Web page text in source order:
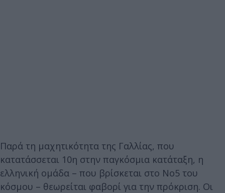
Παρά τη μαχητικότητα της Γαλλίας, που
κατατάσσεται 10η στην παγκόσμια κατάταξη, η
ελληνική ομάδα – που βρίσκεται στο Νο5 του
κόσμου – θεωρείται φαβορί για την πρόκριση. Οι